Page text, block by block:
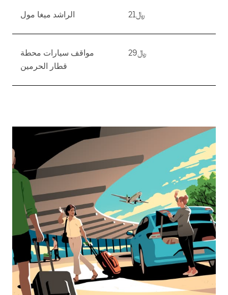
الراشد ميغا مول ﷼21
مواقف سيارات محطة
قطار الحرمين
﷼29